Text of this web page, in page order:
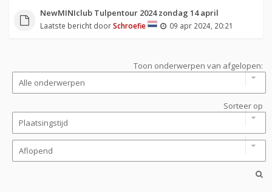
NewMINIclub Tulpentour 2024 zondag 14 april
Laatste bericht doorSchroefie 09 apr 2024, 20:21
Toon onderwerpen van afgelopen:
Sorteer op